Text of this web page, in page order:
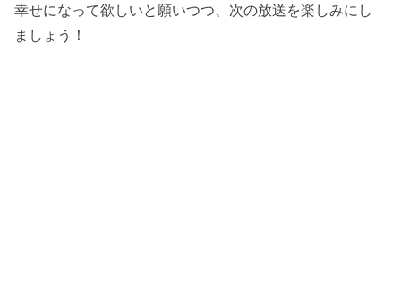
幸せになって欲しいと願いつつ、次の放送を楽しみにし
ましょう！